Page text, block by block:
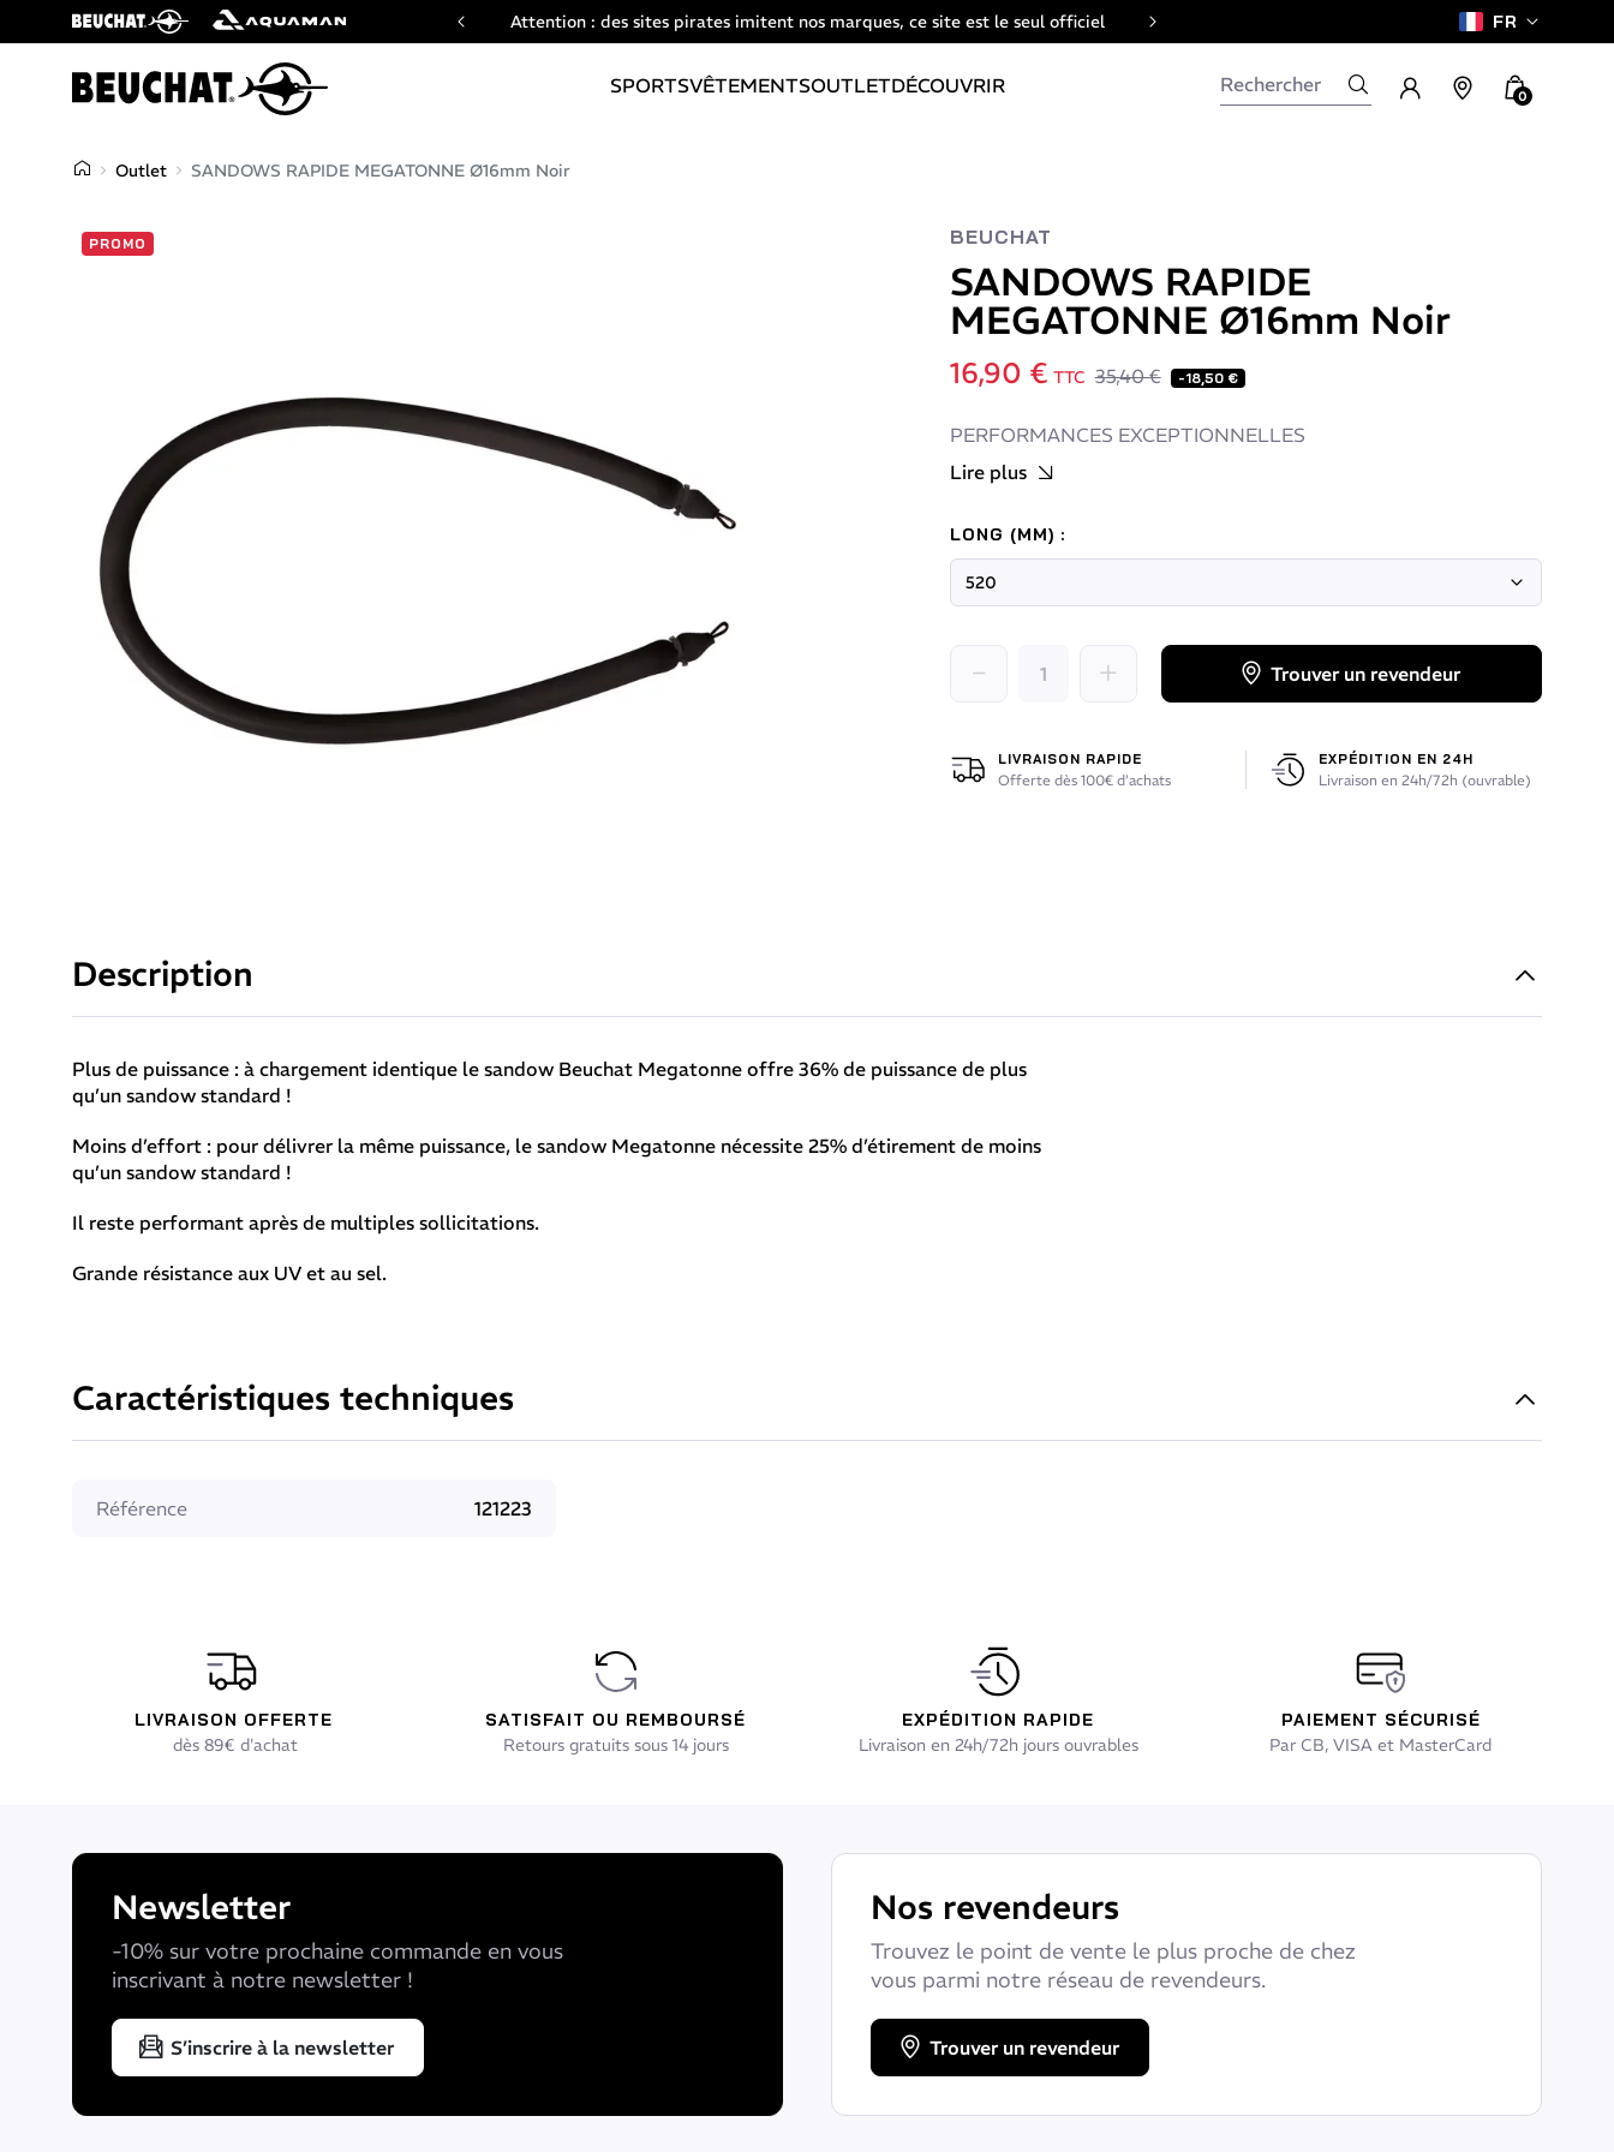
des marques Beuchat & Aquaman Attention : des sites pirates imitent nos marques, ce site est le seul officiel FR
SPORTSVÊTEMENTSOUTLETDÉCOUVRIR 0
Outlet SANDOWS RAPIDE MEGATONNE Ø16mm Noir
PROMO BEUCHAT
SANDOWS RAPIDE
MEGATONNE Ø16mm Noir
16,90 € TTC 35,40 € -18,50 €
PERFORMANCES EXCEPTIONNELLES
Lire plus
LONG (MM) :
Trouver un revendeur
LIVRAISON RAPIDE
Offerte dès 100€ d’achats
EXPÉDITION EN 24H
Livraison en 24h/72h (ouvrable)
Description
Plus de puissance : à chargement identique le sandow Beuchat Megatonne offre 36% de puissance de plus
qu’un sandow standard !
Moins d’effort : pour délivrer la même puissance, le sandow Megatonne nécessite 25% d’étirement de moins
qu’un sandow standard !
Il reste performant après de multiples sollicitations.
Grande résistance aux UV et au sel.
Caractéristiques techniques
Référence 121223
LIVRAISON OFFERTE
dès 89€ d'achat
SATISFAIT OU REMBOURSÉ
Retours gratuits sous 14 jours
EXPÉDITION RAPIDE
Livraison en 24h/72h jours ouvrables
PAIEMENT SÉCURISÉ
Par CB, VISA et MasterCard
Newsletter
-10% sur votre prochaine commande en vous
inscrivant à notre newsletter !
S’inscrire à la newsletter
Nos revendeurs
Trouvez le point de vente le plus proche de chez
vous parmi notre réseau de revendeurs.
Trouver un revendeur